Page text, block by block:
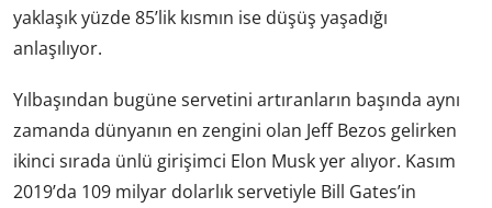
yaklaşık yüzde 85’lik kısmın ise düşüş yaşadığı
anlaşılıyor.
Yılbaşından bugüne servetini artıranların başında aynı
zamanda dünyanın en zengini olan Jeff Bezos gelirken
ikinci sırada ünlü girişimci Elon Musk yer alıyor. Kasım
2019’da 109 milyar dolarlık servetiyle Bill Gates’in